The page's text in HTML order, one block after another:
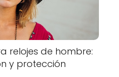
relojes de hombre:
y protección